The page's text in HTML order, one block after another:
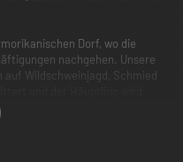
Dorf, wo die
nachgehen. Unsere
auf Wildschweinjagd, Schmied
Dorfplatz getragen.
bei der Rückkehr von der